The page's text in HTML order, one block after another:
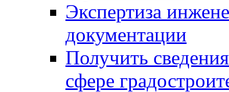
Экспертиза
документации
Получить
сфере